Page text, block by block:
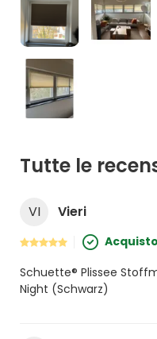
Tutte le
VI Vieri
Schuette® Plissee
Night (Schwarz)